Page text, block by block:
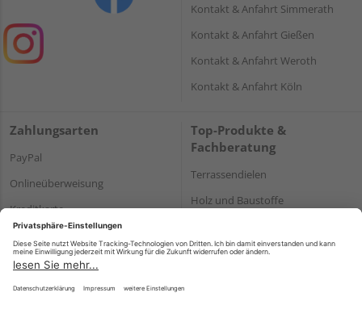
Kontakt & Anfahrt Simmerath
Kontakt & Anfahrt Gießen
Kontakt & Anfahrt Weroth
Kontakt & Anfahrt Köln
Zahlungsarten
PayPal
Onlineüberweisung
Kreditkarte
*Bonität vorausgesetzt
Top-Produkte &
Fachberatung
Terrassendielen
Holz und Baustoffe